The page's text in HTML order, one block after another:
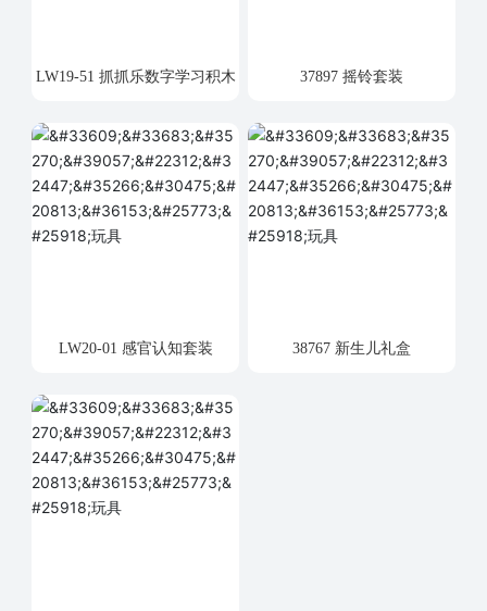
LW19-51 抓抓乐数字学习积木 37897 摇铃套装
LW20-01 感官认知套装 38767 新生儿礼盒